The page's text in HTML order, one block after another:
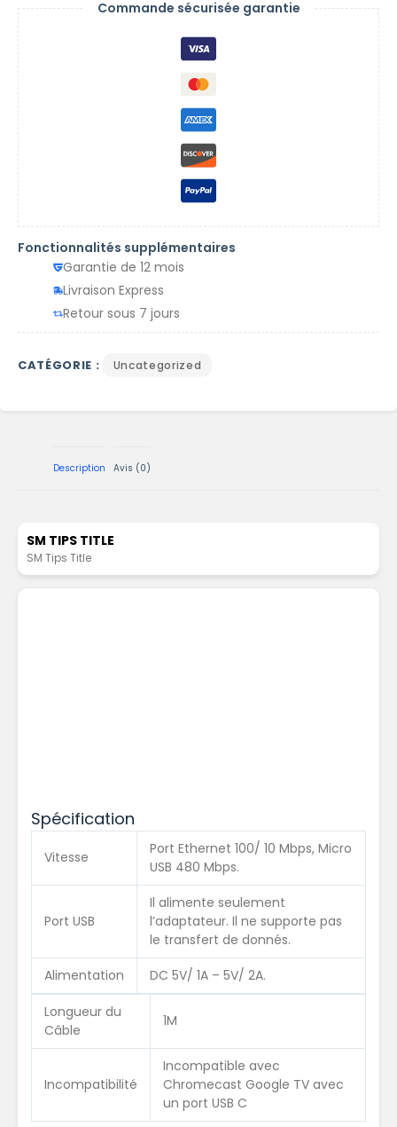
Commande sécurisée garantie
Fonctionnalités supplémentaires
Garantie de 12 mois
Livraison Express
Retour sous 7 jours
CATÉGORIE : Uncategorized
Description Avis (0)
SM TIPS TITLE
SM Tips Title
Spécification
Vitesse
Port Ethernet 100/ 10 Mbps, Micro
USB 480 Mbps.
Port USB
Il alimente seulement
l’adaptateur. Il ne supporte pas
le transfert de donnés.
Alimentation
DC 5V/ 1A – 5V/ 2A.
Longueur du
Câble
1M
Incompatibilité
Incompatible avec
Chromecast Google TV avec
un port USB C